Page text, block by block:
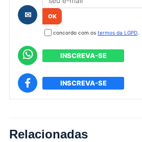
✉
concordo com os termos da LGPD.
INSCREVA-SE
INSCREVA-SE
Relacionadas